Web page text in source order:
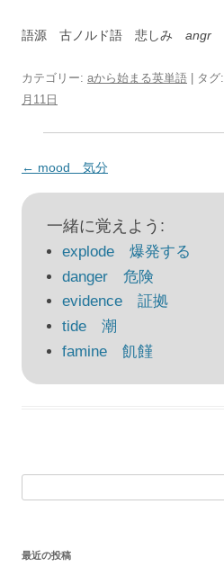
語源 古ノルド語 悲しみ angr
カテゴリー: aから始まる英単語 | タグ:
月11日
投
稿
ン
← mood 気分
一緒に覚えよう:
explode 爆発する
danger 危険
evidence 証拠
tide 潮
famine 飢饉
最近の投稿